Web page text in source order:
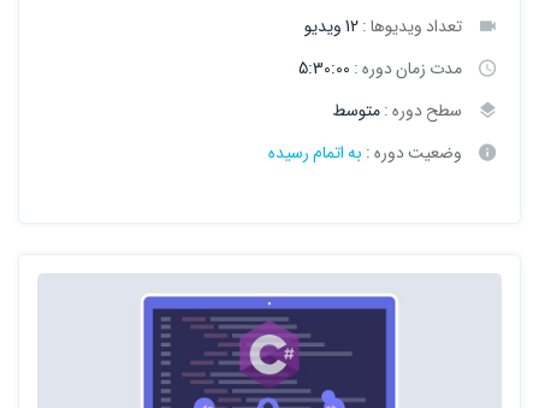
تعداد ویدیوها :12 ویدیو
مدت زمان دوره : 5:30:00
سطح دوره :متوسط
وضعیت دوره : به اتمام رسیده